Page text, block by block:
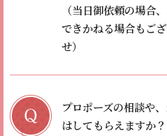
（当日御依頼の場合
できかねる場合もご
せ）
プロポーズの相談や
はしてもらえますか？